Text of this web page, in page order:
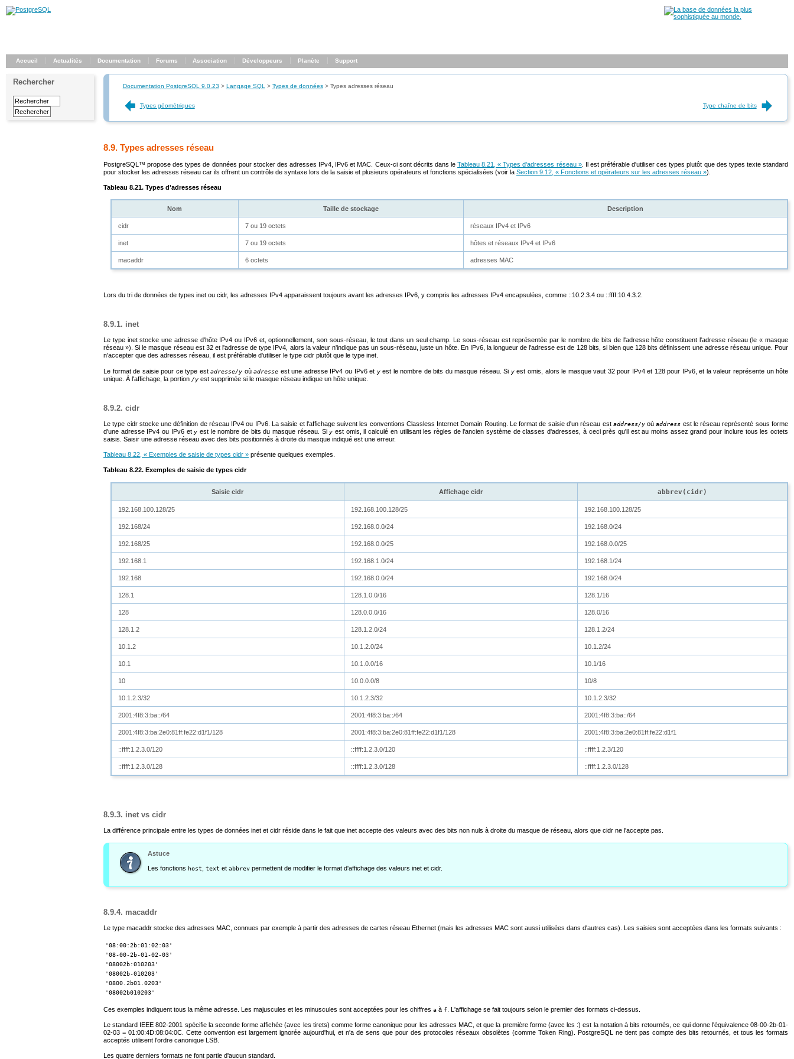
Accueil Actualités Documentation Forums Association Développeurs Planète Support
Rechercher Documentation PostgreSQL 9.0.23 > Langage SQL > Types de données> Types adresses réseau
Types géométriques Type chaîne de bits
8.9. Types adresses réseau
PostgreSQL ™ propose des types de données pour stocker des adresses IPv4, IPv6 et MAC. Ceux-ci sont décrits dans leTableau 8.21, « Types d'adresses réseau ». Il est préférable d'utiliser ces types plutôt que des types texte standard
pour stocker les adresses réseau car ils offrent un contrôle de syntaxe lors de la saisie et plusieurs opérateurs et fonctions spécialisées (voir la Section 9.12, « Fonctions et opérateurs sur les adresses réseau »).
Tableau 8.21. Types d'adresses réseau
Nom Taille de stockage Description
cidr 7 ou 19 octets réseaux IPv4 et IPv6
inet 7 ou 19 octets hôtes et réseaux IPv4 et IPv6
macaddr 6 octets adresses MAC
Lors du tri de données de types inet ou cidr, les adresses IPv4 apparaissent toujours avant les adresses IPv6, y compris les adresses IPv4 encapsulées, comme ::10.2.3.4 ou ::ffff:10.4.3.2.
8.9.1. inet
Le type inetstocke une adresse d'hôte IPv4 ou IPv6 et, optionnellement, son sous-réseau, le tout dans un seul champ. Le sous-réseau est représentée par le nombre de bits de l'adresse hôte constituent l'adresse réseau (le«masque
réseau »). Si le masque réseau est 32 et l'adresse de type IPv4, alors la valeur n'indique pas un sous-réseau, juste un hôte. En IPv6, la longueur de l'adresse est de 128 bits, si bien que 128 bits définissent une adresse réseau unique. Pour
n'accepter que des adresses réseau, il est préférable d'utiliser le type cidr plutôt que le type inet.
Le format de saisie pour ce type estadresse/y oùadresse est une adresse IPv4 ou IPv6 et yest le nombre de bits du masque réseau. Si yest omis, alors le masque vaut 32 pour IPv4 et 128 pour IPv6, et la valeur représente un hôte
unique. À l'affichage, la portion /y est supprimée si le masque réseau indique un hôte unique.
8.9.2. cidr
Le type cidrstocke une définition de réseau IPv4 ou IPv6. La saisie et l'affichage suivent les conventions Classless Internet Domain Routing. Le format de saisie d'un réseau est address/yoùaddress est le réseau représenté sous forme
d'une adresse IPv4 ou IPv6 et y est le nombre de bits du masque réseau. Si y est omis, il calculé en utilisant les règles de l'ancien système de classes d'adresses, à ceci près qu'il est au moins assez grand pour inclure tous les octets
saisis. Saisir une adresse réseau avec des bits positionnés à droite du masque indiqué est une erreur.
Tableau 8.22, « Exemples de saisie de types cidr » présente quelques exemples.
Tableau 8.22. Exemples de saisie de types cidr
Saisiecidr Affichage cidr abbrev( cidr)
192.168.100.128/25 192.168.100.128/25 192.168.100.128/25
192.168/24 192.168.0.0/24 192.168.0/24
192.168/25 192.168.0.0/25 192.168.0.0/25
192.168.1 192.168.1.0/24 192.168.1/24
192.168 192.168.0.0/24 192.168.0/24
128.1 128.1.0.0/16 128.1/16
128 128.0.0.0/16 128.0/16
128.1.2 128.1.2.0/24 128.1.2/24
10.1.2 10.1.2.0/24 10.1.2/24
10.1 10.1.0.0/16 10.1/16
10 10.0.0.0/8 10/8
10.1.2.3/32 10.1.2.3/32 10.1.2.3/32
2001:4f8:3:ba::/64 2001:4f8:3:ba::/64 2001:4f8:3:ba::/64
2001:4f8:3:ba:2e0:81ff:fe22:d1f1/128 2001:4f8:3:ba:2e0:81ff:fe22:d1f1/128 2001:4f8:3:ba:2e0:81ff:fe22:d1f1
::ffff:1.2.3.0/120 ::ffff:1.2.3.0/120 ::ffff:1.2.3/120
::ffff:1.2.3.0/128 ::ffff:1.2.3.0/128 ::ffff:1.2.3.0/128
8.9.3. inet vs cidr
La différence principale entre les types de données inet et cidr réside dans le fait que inet accepte des valeurs avec des bits non nuls à droite du masque de réseau, alors que cidr ne l'accepte pas.
Astuce
Les fonctions host text et abbrevpermettent de modifier le format d'affichage des valeurs inetet cidr.
8.9.4. macaddr
Le type macaddr stocke des adresses MAC, connues par exemple à partir des adresses de cartes réseau Ethernet (mais les adresses MAC sont aussi utilisées dans d'autres cas). Les saisies sont acceptées dans les formats suivants :
'08:00:2b:01:02:03'
'08-00-2b-01-02-03'
'08002b:010203'
'08002b-010203'
'0800.2b01.0203'
'08002b010203'
Ces exemples indiquent tous la même adresse. Les majuscules et les minuscules sont acceptées pour les chiffres a à f . L'affichage se fait toujours selon le premier des formats ci-dessus.
Le standard IEEE 802-2001 spécifie la seconde forme affichée (avec les tirets) comme forme canonique pour les adresses MAC, et que la première forme (avec les :) est la notation à bits retournés, ce qui donne l'équivalence 08-00-2b-01-
02-03 = 01:00:4D:08:04:0C. Cette convention est largement ignorée aujourd'hui, et n'a de sens que pour des protocoles réseaux obsolètes (comme Token Ring). PostgreSQL ne tient pas compte des bits retournés, et tous les formats
acceptés utilisent l'ordre canonique LSB.
Les quatre derniers formats ne font partie d'aucun standard.